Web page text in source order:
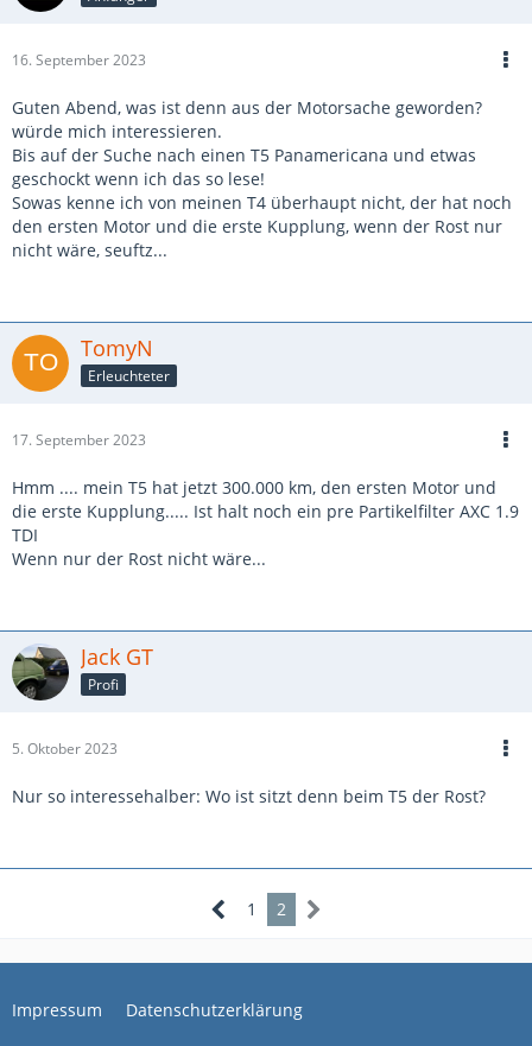
16. September 2023
Guten Abend, was ist denn aus der Motorsache geworden?
würde mich interessieren.
Bis auf der Suche nach einen T5 Panamericana und etwas
geschockt wenn ich das so lese!
Sowas kenne ich von meinen T4 überhaupt nicht, der hat noch
den ersten Motor und die erste Kupplung, wenn der Rost nur
nicht wäre, seuftz...
TomyN
Erleuchteter
17. September 2023
Hmm .... mein T5 hat jetzt 300.000 km, den ersten Motor und
die erste Kupplung..... Ist halt noch ein pre Partikelfilter AXC 1.9
TDI
Wenn nur der Rost nicht wäre...
Jack GT
Profi
5. Oktober 2023
Nur so interessehalber: Wo ist sitzt denn beim T5 der Rost?
1 2
Impressum Datenschutzerklärung